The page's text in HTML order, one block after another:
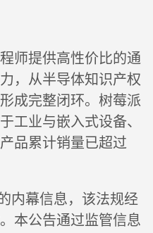
师提供高性价比的通
，从半导体知识产权
成完整闭环。树莓派
工业与嵌入式设备、
品累计销量已超过
内幕信息，该法规经
本公告通过监管信息